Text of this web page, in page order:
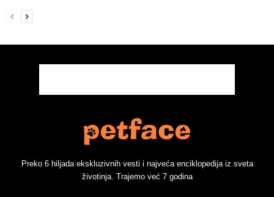
Preko 6 hiljada ekskluzivnih vesti i najveća enciklopedija iz sveta
životinja. Trajemo već 7 godina